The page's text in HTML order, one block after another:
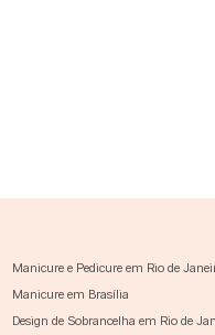
Manicure e Pedicure em Rio de
Manicure em Brasília
Design de Sobrancelha em Rio de